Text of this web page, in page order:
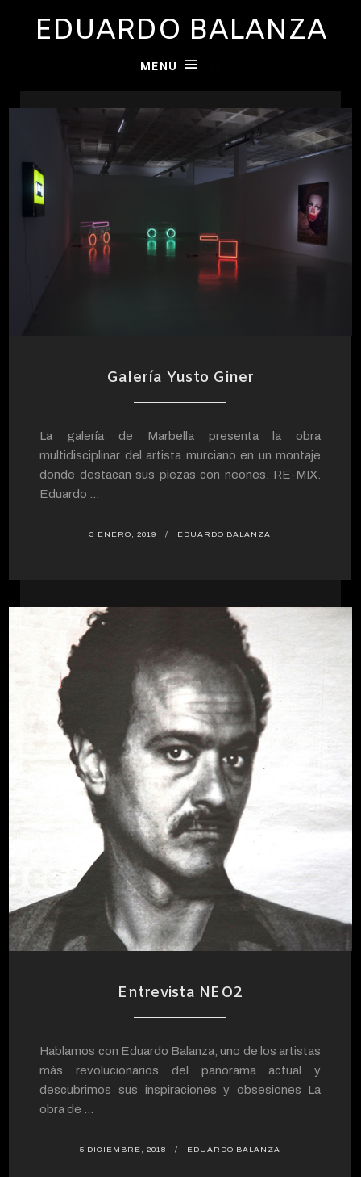
EDUARDO BALANZA
MENU
Galería Yusto Giner
La galería de Marbella presenta la obra
multidisciplinar del artista murciano en un montaje
donde destacan sus piezas con neones. RE-MIX.
Eduardo ...
3 ENERO, 2019 EDUARDO BALANZA
Entrevista NEO2
Hablamos con Eduardo Balanza, uno de los artistas
más revolucionarios del panorama actual y
descubrimos sus inspiraciones y obsesiones La
obra de ...
5 DICIEMBRE, 2018 EDUARDO BALANZA